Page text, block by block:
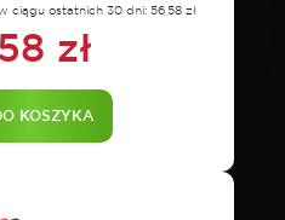
ciągu ostatnich 30 dni: 56,58 zł
zł
KOSZYKA